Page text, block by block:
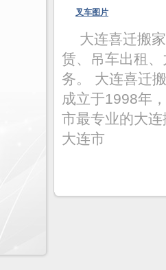
叉车图片
大连喜迁搬
赁、吊车出租
务。 大连喜迁
成立于1998年
市最专业的大
大连市